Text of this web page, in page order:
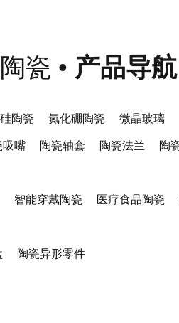
瓷 • 产品导航
陶瓷 氮化硼陶瓷 微晶玻璃
吸嘴 陶瓷轴套 陶瓷法兰 陶
智能穿戴陶瓷 医疗食品陶瓷
陶瓷异形零件